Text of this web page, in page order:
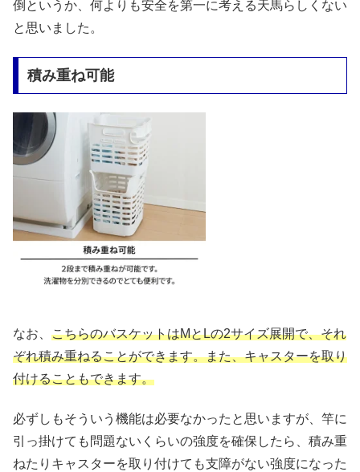
倒というか、何よりも安全を第一に考える天馬らしくない
と思いました。
積み重ね可能
なお、 こちらのバスケットはMとLの2サイズ展開で、それ
ぞれ積み重ねることができます。また、キャスターを取り
付けることもできます。
必ずしもそういう機能は必要なかったと思いますが、竿に
引っ掛けても問題ないくらいの強度を確保したら、積み重
ねたりキャスターを取り付けても支障がない強度になった